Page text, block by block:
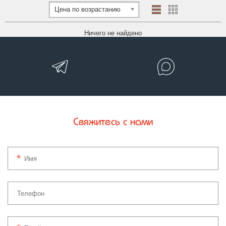
Цена по возрастанию
Ничего не найдено
Свяжитесь с нами